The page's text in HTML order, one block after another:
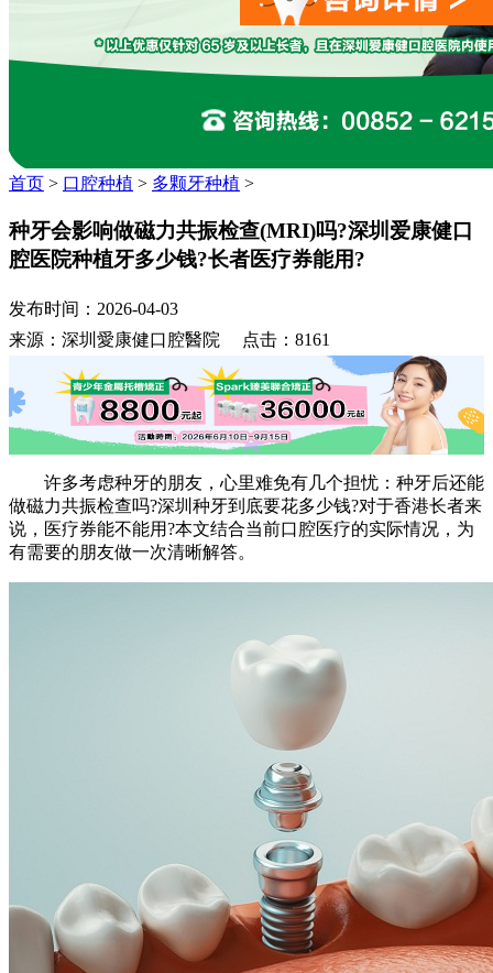
首页 > 口腔种植 > 多颗牙种植 >
种牙会影响做磁力共振检查(MRI)吗?深圳爱康健口
腔医院种植牙多少钱?长者医疗券能用?
发布时间：2026-04-03
来源：深圳愛康健口腔醫院 点击：8161
许多考虑种牙的朋友，心里难免有几个担忧：种牙后还能
做磁力共振检查吗?深圳种牙到底要花多少钱?对于香港长者来
说，医疗券能不能用?本文结合当前口腔医疗的实际情况，为
有需要的朋友做一次清晰解答。